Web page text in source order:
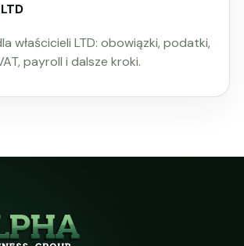
właścicieli LTD: obowiązki, podatki,
payroll i dalsze kroki.